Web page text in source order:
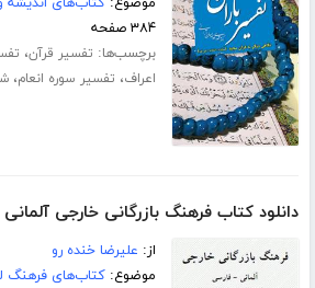
۳۸۴ صفحه
برچسب‌ها: تفسیر قرآن،
اعراف، تفسیر سوره انعام،
دانلود کتاب فرهنگ بازرگانی خارجی
از: علیرضا خنده رو
موضوع:کتاب‌های فرهنگ